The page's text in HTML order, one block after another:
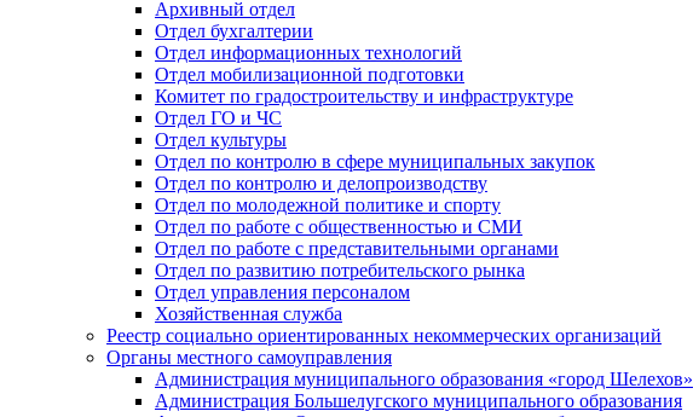
Архивный отдел
Отдел бухгалтерии
Отдел информационных технологий
Отдел мобилизационной подготовки
Комитет по градостроительству и инфраструктуре
Отдел ГО и ЧС
Отдел культуры
Отдел по контролю в сфере муниципальных закупок
Отдел по контролю и делопроизводству
Отдел по молодежной политике и спорту
Отдел по работе с общественностью и СМИ
Отдел по работе с представительными органами
Отдел по развитию потребительского рынка
Отдел управления персоналом
Хозяйственная служба
Реестр социально ориентированных некоммерческих организаций
Органы местного самоуправления
Администрация муниципального образования «город Шелехов»
Администрация Большелугского муниципального образования